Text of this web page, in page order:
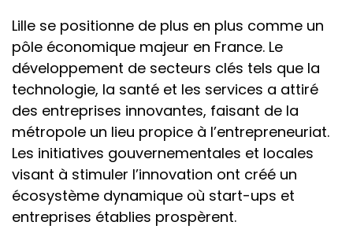
Lille se positionne de plus en plus comme un
pôle économique majeur en France. Le
développement de secteurs clés tels que la
technologie, la santé et les services a attiré
des entreprises innovantes, faisant de la
métropole un lieu propice à l’entrepreneuriat.
Les initiatives gouvernementales et locales
visant à stimuler l’innovation ont créé un
écosystème dynamique où start-ups et
entreprises établies prospèrent.